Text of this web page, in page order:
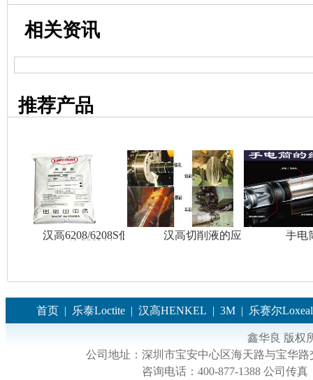
相关资讯
推荐产品
汉高6208/6208S低温
汉高切削液的应用 手电
首页 | 乐泰Loctite | 汉高HENKEL | 3M | 乐赛尔Loxeal
鑫华良 版权
公司地址： 深圳市宝安中心区海天路与宝华
咨询电话： 400-877-1388公司传真